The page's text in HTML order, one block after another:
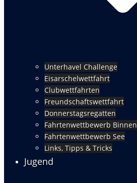
Unterhavel Challenge
Eisarschelwettfahrt
Clubwettfahrten
Freundschaftswettfahrt
Donnerstagsregatten
Fahrtenwettbewerb Binnen
Fahrtenwettbewerb See
Links, Tipps & Tricks
Jugend